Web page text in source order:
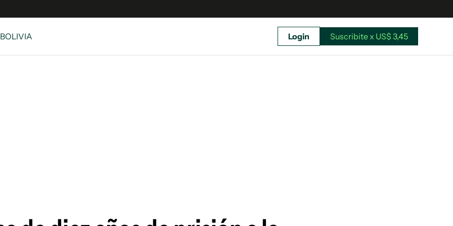
Login Suscribite x US$ 3,45